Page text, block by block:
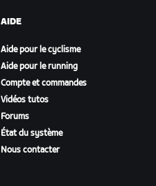
AIDE
Aide pour le cyclisme
Aide pour le running
Compte et commandes
Vidéos tutos
Forums
État du système
Nous contacter